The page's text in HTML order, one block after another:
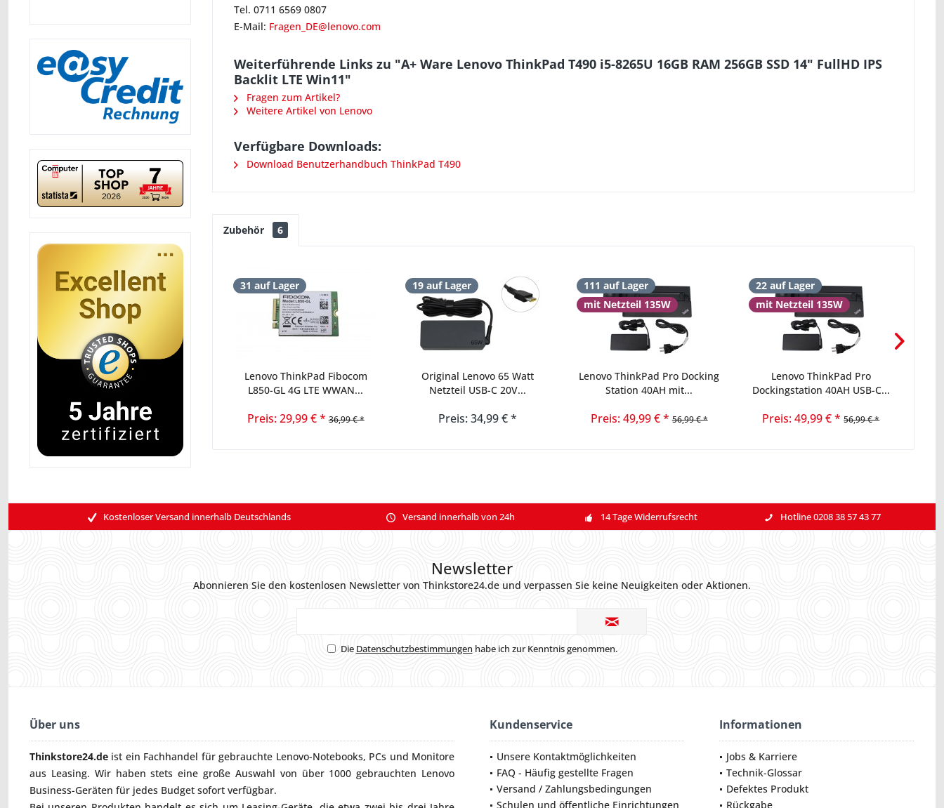
Tel. 0711 6569 0807
E-Mail: Fragen_DE@lenovo.com
Weiterführende Links zu "A+ Ware Lenovo ThinkPad T490 i5-8265U 16GB RAM 256GB SSD 14" FullHD IPS
Backlit LTE Win11"
Fragen zum Artikel?
Weitere Artikel von Lenovo
Verfügbare Downloads:
Download Benutzerhandbuch ThinkPad T490
Zubehör 6
31 auf Lager
Lenovo ThinkPad Fibocom
L850-GL 4G LTE WWAN...
Preis: 29,99 € * 36,99 € *
19 auf Lager
Original Lenovo 65 Watt
Netzteil USB-C 20V...
Preis: 34,99 € *
111 auf Lager
mit Netzteil 135W
Lenovo ThinkPad Pro Docking
Station 40AH mit...
Preis: 49,99 € * 56,99 € *
22 auf Lager
mit Netzteil 135W
Lenovo ThinkPad Pro
Dockingstation 40AH USB-C...
Preis: 49,99 € * 56,99 € *
Kostenloser Versand innerhalb Deutschlands Versand innerhalb von 24h 14 Tage Widerrufsrecht Hotline 0208 38 57 43 77
Newsletter
Abonnieren Sie den kostenlosen Newsletter von Thinkstore24.de und verpassen Sie keine Neuigkeiten oder Aktionen.
Die Datenschutzbestimmungen habe ich zur Kenntnis genommen.
Über uns
Thinkstore24.de ist ein Fachhandel für gebrauchte Lenovo-Notebooks, PCs und Monitore
aus Leasing. Wir haben stets eine große Auswahl von über 1000 gebrauchten Lenovo
Business-Geräten für jedes Budget sofort verfügbar.
Kundenservice
Unsere Kontaktmöglichkeiten
FAQ - Häufig gestellte Fragen
Versand / Zahlungsbedingungen
Schulen und öffentliche Einrichtungen
Informationen
Jobs & Karriere
Technik-Glossar
Defektes Produkt
Rückgabe